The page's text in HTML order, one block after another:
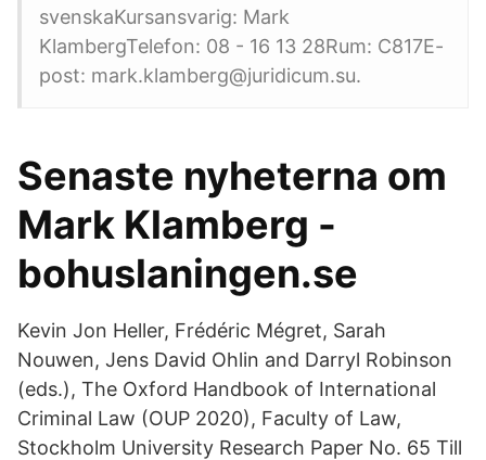
svenskaKursansvarig: Mark
KlambergTelefon: 08 - 16 13 28Rum: C817E-
post: mark.klamberg@juridicum.su.
Senaste nyheterna om
Mark Klamberg -
bohuslaningen.se
Kevin Jon Heller, Frédéric Mégret, Sarah
Nouwen, Jens David Ohlin and Darryl Robinson
(eds.), The Oxford Handbook of International
Criminal Law (OUP 2020), Faculty of Law,
Stockholm University Research Paper No. 65 Till